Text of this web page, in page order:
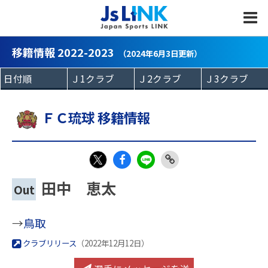
移籍情報 2022-2023 （2024年6月3日更新）
ＦＣ琉球 移籍情報
eb
Out 田中 恵太
→鳥取
クラブリリース （2022年12月12日）